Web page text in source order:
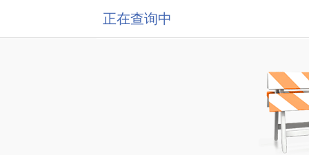
正在查询中